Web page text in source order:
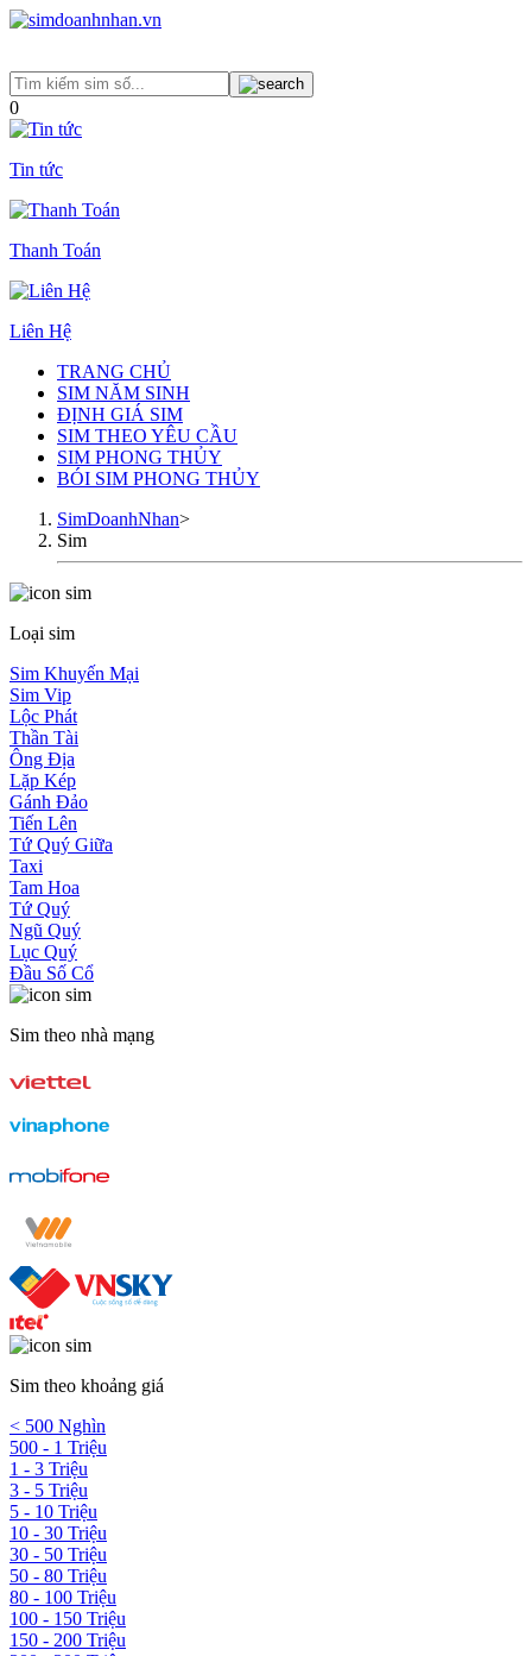
0
Tin tức
Thanh Toán
Liên Hệ
TRANG CHỦ
SIM NĂM SINH
ĐỊNH GIÁ SIM
SIM THEO YÊU CẦU
SIM PHONG THỦY
BÓI SIM PHONG THỦY
SimDoanhNhan>
Sim
Loại sim
Sim Khuyến Mại
Sim Vip
Lộc Phát
Thần Tài
Ông Địa
Lặp Kép
Gánh Đảo
Tiến Lên
Tứ Quý Giữa
Taxi
Tam Hoa
Tứ Quý
Ngũ Quý
Lục Quý
Đầu Số Cổ
Sim theo nhà mạng
Sim theo khoảng giá
< 500 Nghìn
500 - 1 Triệu
1 - 3 Triệu
3 - 5 Triệu
5 - 10 Triệu
10 - 30 Triệu
30 - 50 Triệu
50 - 80 Triệu
80 - 100 Triệu
100 - 150 Triệu
150 - 200 Triệu